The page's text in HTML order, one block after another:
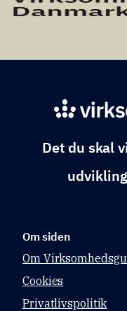
Det du skal
Om siden
Om
Cookies
Privatlivspolitik